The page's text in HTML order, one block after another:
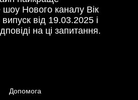
Нового каналу Вік
від 19.03.2025 і
на ці запитання.
Допомога